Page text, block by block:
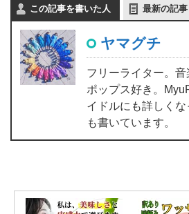
この記事を書いた人 最新の記事
ヤマグチ
フリーライター。
ポップス好き。
イドルにも詳しく
も書いています。